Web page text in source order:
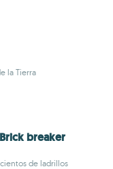
la Tierra
breaker
de ladrillos